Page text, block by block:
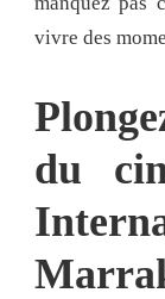
vivre des
du